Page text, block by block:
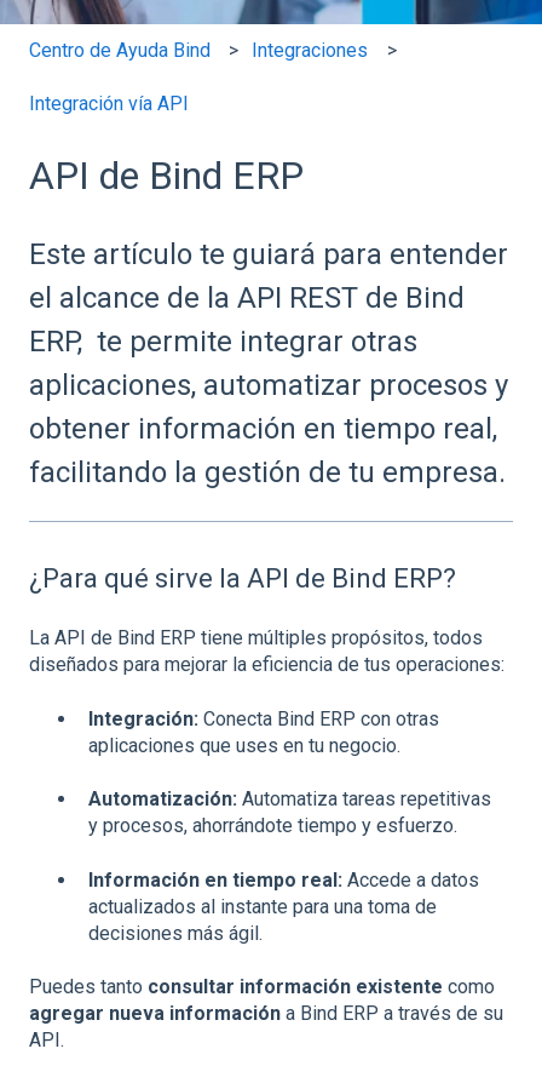
Centro de Ayuda Bind Integraciones
Integración vía API
API de Bind ERP
Este artículo te guiará para entender
el alcance de la API REST de Bind
ERP, te permite integrar otras
aplicaciones, automatizar procesos y
obtener información en tiempo real,
facilitando la gestión de tu empresa.
¿Para qué sirve la API de Bind ERP?
La API de Bind ERP tiene múltiples propósitos, todos
diseñados para mejorar la eficiencia de tus operaciones:
Integración: Conecta Bind ERP con otras
aplicaciones que uses en tu negocio.
Automatización: Automatiza tareas repetitivas
y procesos, ahorrándote tiempo y esfuerzo.
Información en tiempo real: Accede a datos
actualizados al instante para una toma de
decisiones más ágil.
Puedes tanto consultar información existente como
agregar nueva información a Bind ERP a través de su
API.